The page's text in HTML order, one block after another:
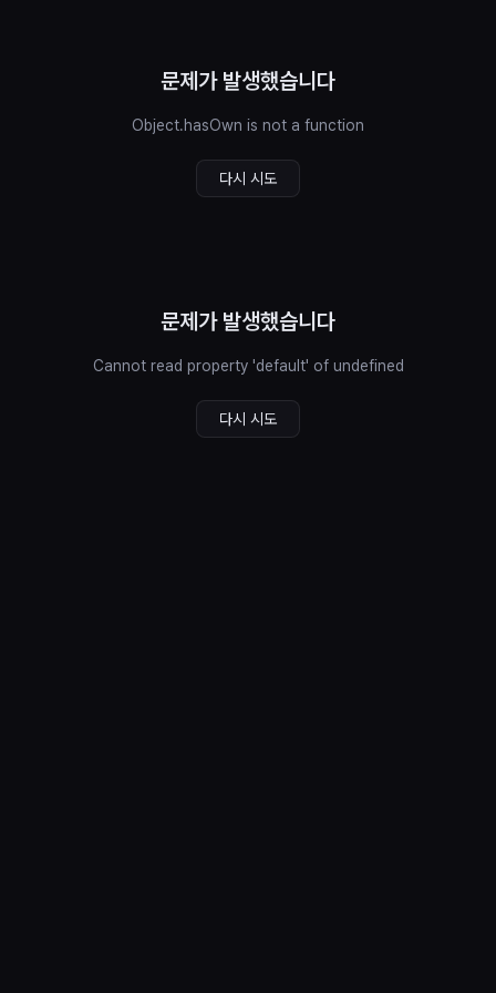
문제가 발생했습니다
Object.hasOwn is not a function
다시 시도
문제가 발생했습니다
Cannot read property 'default' of undefined
다시 시도